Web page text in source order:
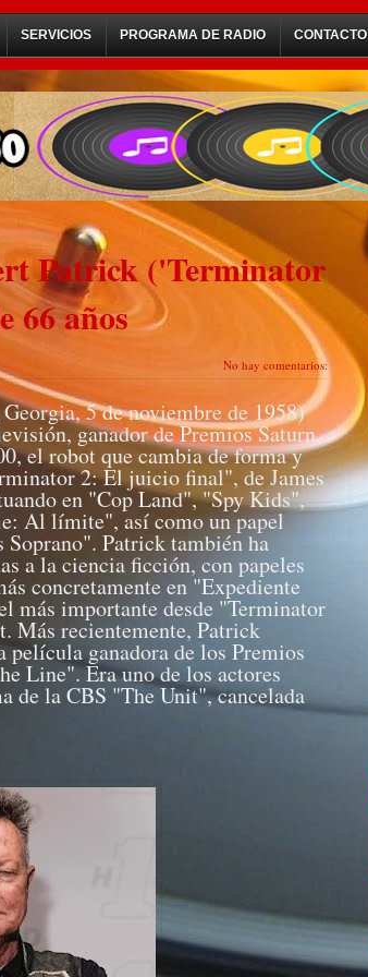
SERVICIOS PROGRAMA DE RADIO CONTACTO
Patrick ('Terminator
66 años
No hay comentarios:
5 de noviembre de 1958)
ganador de Premios Saturn.
el robot que cambia de forma y
2: El juicio final", de James
en "Cop Land", "Spy Kids",
Al límite", así como un papel
Patrick también ha
a la ciencia ficción, con papeles
concretamente en "Expediente
más importante desde "Terminator
Más recientemente, Patrick
película ganadora de los Premios
Line". Era uno de los actores
de la CBS "The Unit", cancelada